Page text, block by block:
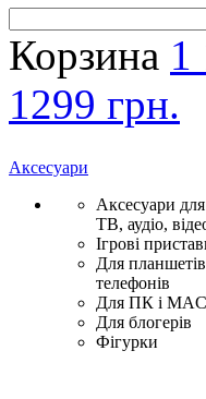
Корзина 1
1299 грн.
Аксесуари
Аксесуари для
ТВ, аудіо,
Ігрові
Для планшетів
телефонів
Для ПК і MAC
Для блогерів
Фігурки